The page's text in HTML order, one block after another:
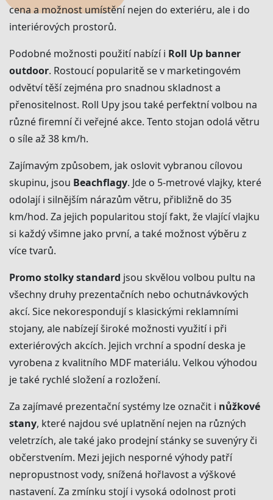
cena a možnost umístění nejen do exteriéru, ale i do
interiérových prostorů.
Podobné možnosti použití nabízí i Roll Up banner
outdoor. Rostoucí popularitě se v marketingovém
odvětví těší zejména pro snadnou skladnost a
přenositelnost. Roll Upy jsou také perfektní volbou na
různé firemní či veřejné akce. Tento stojan odolá větru
o síle až 38 km/h.
Zajímavým způsobem, jak oslovit vybranou cílovou
skupinu, jsou Beachflagy. Jde o 5-metrové vlajky, které
odolají i silnějším nárazům větru, přibližně do 35
km/hod. Za jejich popularitou stojí fakt, že vlající vlajku
si každý všimne jako první, a také možnost výběru z
více tvarů.
Promo stolky standard jsou skvělou volbou pultu na
všechny druhy prezentačních nebo ochutnávkových
akcí. Sice nekorespondují s klasickými reklamními
stojany, ale nabízejí široké možnosti využití i při
exteriérových akcích. Jejich vrchní a spodní deska je
vyrobena z kvalitního MDF materiálu. Velkou výhodou
je také rychlé složení a rozložení.
Za zajímavé prezentační systémy lze označit i nůžkové
stany, které najdou své uplatnění nejen na různých
veletrzích, ale také jako prodejní stánky se suvenýry či
občerstvením. Mezi jejich nesporné výhody patří
nepropustnost vody, snížená hořlavost a výškové
nastavení. Za zmínku stojí i vysoká odolnost proti